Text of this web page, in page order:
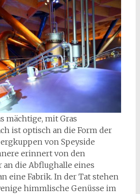
mächtige, mit Gras
ist optisch an die Form der
von Speyside
erinnert von den
an die Abflughalle eines
eine Fabrik. In der Tat stehen
himmlische Genüsse im